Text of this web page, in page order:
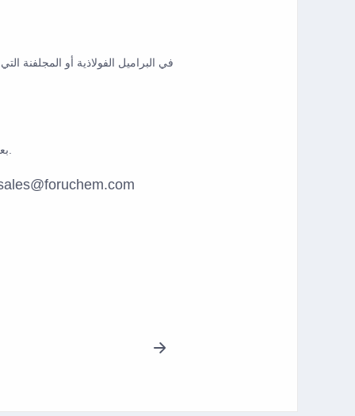
في البراميل الفولاذية أو المجلفنة التي يبلغ وزنها 215 كجم (حمولة الحاوية 20 رسومًا عبارة
بعيدًا عن مصدر الاشتعال وأشعة الشمس المباشرة حافظ على المكان جافًا وجيد التهوية.